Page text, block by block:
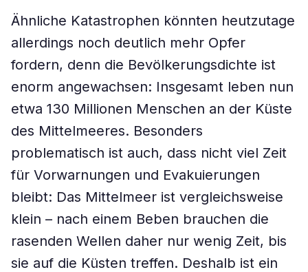
Ähnliche Katastrophen könnten heutzutage
allerdings noch deutlich mehr Opfer
fordern, denn die Bevölkerungsdichte ist
enorm angewachsen: Insgesamt leben nun
etwa 130 Millionen Menschen an der Küste
des Mittelmeeres. Besonders
problematisch ist auch, dass nicht viel Zeit
für Vorwarnungen und Evakuierungen
bleibt: Das Mittelmeer ist vergleichsweise
klein – nach einem Beben brauchen die
rasenden Wellen daher nur wenig Zeit, bis
sie auf die Küsten treffen. Deshalb ist ein